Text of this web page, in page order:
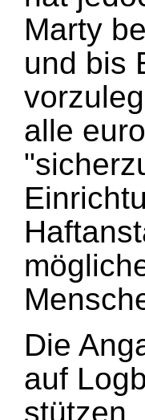
Marty
und bis
alle
Die
auf
stützen,